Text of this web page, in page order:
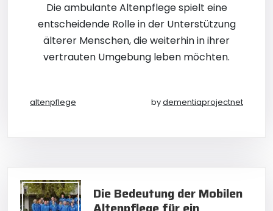
Die ambulante Altenpflege spielt eine
entscheidende Rolle in der Unterstützung
älterer Menschen, die weiterhin in ihrer
vertrauten Umgebung leben möchten.
altenpflege bydementiaprojectnet
Die Bedeutung der Mobilen